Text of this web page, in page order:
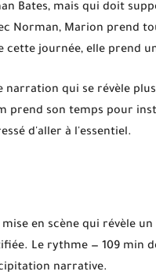
Bates, mais qui doit
Norman, Marion prend
cette journée, elle prend
qui se révèle
prend son temps pour
d'aller à l'essentiel.
en scène qui révèle un
Le rythme — 109 min
narrative.